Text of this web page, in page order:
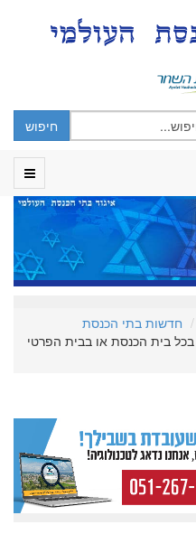
חדשות בתי הכנסת
בית הכנסת או בבית הפרטי